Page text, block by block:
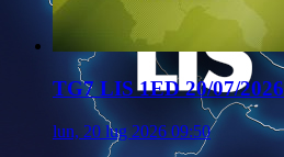
TG7 LIS 1ED 20/07/2026
lun, 20 lug 2026 09:50